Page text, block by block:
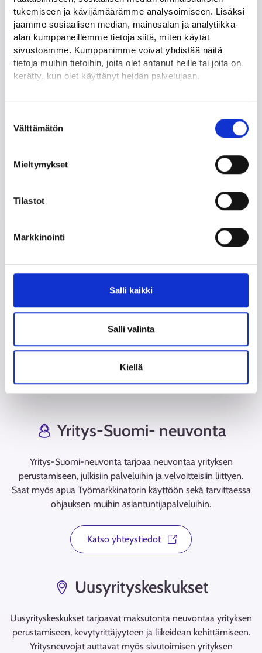
tukemiseen ja kävijämäärämme analysoimiseen. Lisäksi
jaamme sosiaalisen median, mainosalan ja analytiikka-
alan kumppaneillemme tietoja siitä, miten käytät
sivustoamme. Kumppanimme voivat yhdistää näitä
tietoja muihin tietoihin, joita olet antanut heille tai joita on
kerätty, kun olet käyttänyt heidän palvelujaan.
Löydät tietoa evästeiden käyttötarkoituksista
Lue tarkemmin
valinta
Välttämätön
Mieltymykset
Tilastot
Markkinointi
Salli kaikki
Salli valinta
Kiellä
Anna palautetta
Kerro mielipiteesti työkalusta, lähetä meille kehitysehdotuksia
tai ilmoita havaitsemastasi virheestä tai ongelmasta.
Tehty yhteistyössä
omistaa työ- ja elinkeinoministeriö ja sen toteutuksesta
vastaa KEHA-keskus. Työkalun sisältöä on kehitetty
yritystoimijoiden, Uusyrityskeskus ry:n, alueellisten
uusyrityskeskusten, Arvoliiton, Yhteiskunnallisten
julkisten työ- ja elinkeinopalveluiden
yritysasiantuntijoiden kanssa.
Yritys-Suomi- neuvonta
Yritys-Suomi-neuvonta tarjoaa neuvontaa yrityksen
perustamiseen, julkisiin palveluihin ja velvoitteisiin liittyen.
Saat myös apua Työmarkkinatorin käyttöön sekä tarvittaessa
ohjauksen muihin asiantuntijapalveluihin.
Katso yhteystiedot
Uusyrityskeskukset
Uusyrityskeskukset tarjoavat maksutonta neuvontaa yrityksen
perustamiseen, kevytyrittäjyyteen ja liikeidean kehittämiseen.
Yritysneuvojat auttavat myös sivutoimisen yrityksen